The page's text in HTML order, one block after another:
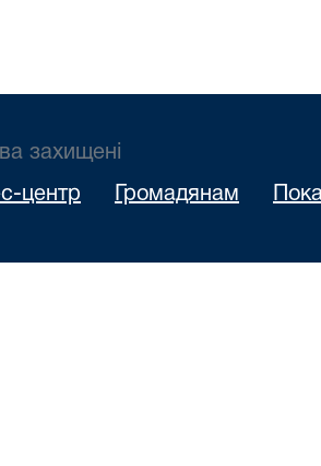
захищені
центр Громадянам